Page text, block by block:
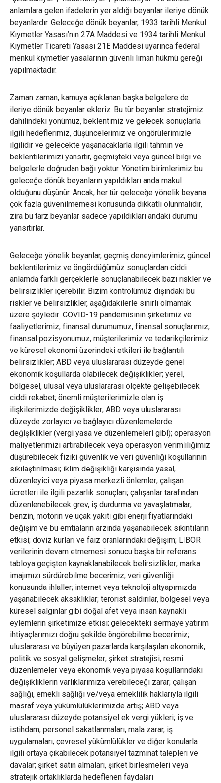
anlamlara gelen ifadelerin yer aldığı beyanlar ileriye dönük
beyanlardır. Geleceğe dönük beyanlar, 1933 tarihli Menkul
Kıymetler Yasası’nın 27A Maddesi ve 1934 tarihli Menkul
Kıymetler Ticareti Yasası 21E Maddesi uyarınca federal
menkul kıymetler yasalarının güvenli liman hükmü gereği
yapılmaktadır.
Zaman zaman, kamuya açıklanan başka belgelere de
ileriye dönük beyanlar ekleriz. Bu tür beyanlar stratejimiz
dahilindeki yönümüz, beklentimiz ve gelecek sonuçlarla
ilgili hedeflerimiz, düşüncelerimiz ve öngörülerimizle
ilgilidir ve gelecekte yaşanacaklarla ilgili tahmin ve
beklentilerimizi yansıtır, geçmişteki veya güncel bilgi ve
belgelerle doğrudan bağı yoktur. Yönetim birimlerimiz bu
geleceğe dönük beyanların yapıldıkları anda makul
olduğunu düşünür. Ancak, her tür geleceğe yönelik beyana
çok fazla güvenilmemesi konusunda dikkatli olunmalıdır,
zira bu tarz beyanlar sadece yapıldıkları andaki durumu
yansıtırlar.
Geleceğe yönelik beyanlar, geçmiş deneyimlerimiz, güncel
beklentilerimiz ve öngördüğümüz sonuçlardan ciddi
anlamda farklı gerçeklerle sonuçlanabilecek bazı riskler ve
belirsizlikler içerebilir. Bizim kontrolümüz dışındaki bu
riskler ve belirsizlikler, aşağıdakilerle sınırlı olmamak
üzere şöyledir: COVID-19 pandemisinin şirketimiz ve
faaliyetlerimiz, finansal durumumuz, finansal sonuçlarımız,
finansal pozisyonumuz, müşterilerimiz ve tedarikçilerimiz
ve küresel ekonomi üzerindeki etkileri ile bağlantılı
belirsizlikler; ABD veya uluslararası düzeyde genel
ekonomik koşullarda olabilecek değişiklikler; yerel,
bölgesel, ulusal veya uluslararası ölçekte gelişebilecek
ciddi rekabet; önemli müşterilerimizle olan iş
ilişkilerimizde değişiklikler; ABD veya uluslararası
düzeyde zorlayıcı ve bağlayıcı düzenlemelerde
değişiklikler (vergi yasa ve düzenlemeleri gibi); operasyon
maliyetlerimizi artırabilecek veya operasyon verimliliğimiz
düşürebilecek fiziki güvenlik ve veri güvenliği koşullarının
sıkılaştırılması; iklim değişikliği karşısında yasal,
düzenleyici veya piyasa merkezli önlemler; çalışan
ücretleri ile ilgili pazarlık sonuçları; çalışanlar tarafından
düzenlenebilecek grev, iş durdurma ve yavaşlatmalar;
benzin, motorin ve uçak yakıtı gibi enerji fiyatlarındaki
değişim ve bu emtiaların arzında yaşanabilecek sıkıntıların
etkisi; döviz kurları ve faiz oranlarındaki değişim; LIBOR
verilerinin devam etmemesi sonucu başka bir referans
tabloya geçişten kaynaklanabilecek belirsizlikler; marka
imajımızı sürdürebilme becerimiz; veri güvenliği
konusunda ihlaller; internet veya teknoloji altyapımızda
yaşanabilecek aksaklıklar; terörist saldırılar, bölgesel veya
küresel salgınlar gibi doğal afet veya insan kaynaklı
eylemlerin şirketimize etkisi; gelecekteki sermaye yatırım
ihtiyaçlarımızı doğru şekilde öngörebilme becerimiz;
uluslararası ve büyüyen pazarlarda karşılaşılan ekonomik,
politik ve sosyal gelişmeler; şirket stratejisi, resmi
düzenlemeler veya ekonomik veya piyasa koşullarındaki
değişikliklerin varlıklarımıza verebileceği zarar; çalışan
sağlığı, emekli sağlığı ve/veya emeklilik haklarıyla ilgili
masraf veya yükümlülüklerimizde artış; ABD veya
uluslararası düzeyde potansiyel ek vergi yükleri; iş ve
istihdam, personel sakatlanmaları, mala zarar, iş
uygulamaları, çevresel yükümlülükler ve diğer konularla
ilgili ortaya çıkabilecek potansiyel tazminat talepleri ve
davalar; şirket satın almaları, şirket birleşmeleri veya
stratejik ortaklıklarda hedeflenen faydaları